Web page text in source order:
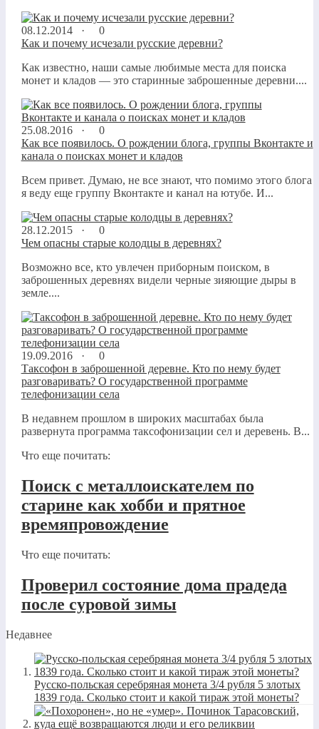
08.12.2014 ·
0
Как и почему исчезали русские деревни?
Как известно, наши самые любимые места для поиска
монет и кладов — это старинные заброшенные деревни....
25.08.2016 ·
0
Как все появилось. О рождении блога, группы Вконтакте и
канала о поисках монет и кладов
Всем привет. Думаю, не все знают, что помимо этого блога
я веду еще группу Вконтакте и канал на ютубе. И...
28.12.2015 ·
0
Чем опасны старые колодцы в деревнях?
Возможно все, кто увлечен приборным поиском, в
заброшенных деревнях видели черные зияющие дыры в
земле....
19.09.2016 ·
0
Таксофон в заброшенной деревне. Кто по нему будет
разговаривать? О государственной программе
телефонизации села
В недавнем прошлом в широких масштабах была
развернута программа таксофонизации сел и деревень. В...
Что еще почитать:
Поиск с металлоискателем по
старине как хобби и прятное
времяпровождение
Что еще почитать:
Проверил состояние дома прадеда
после суровой зимы
Недавнее
Русско-польская серебряная монета 3/4 рубля 5 злотых
1839 года. Сколько стоит и какой тираж этой монеты?